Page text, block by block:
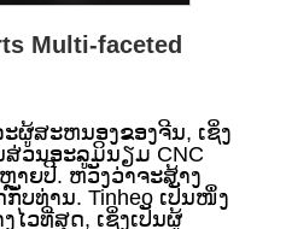
Multi-faceted
ຜູ້ສະຫນອງຂອງຈີນ, ເຊິ່ງ
ວນອະລູມິນຽມ CNC
ຍປີ. ຫວັງວ່າຈະສ້າງ
ບທ່ານ. Tinheo ເປັນໜຶ່ງ
ໄວທີ່ສຸດ, ເຊິ່ງເປັນຜູ້